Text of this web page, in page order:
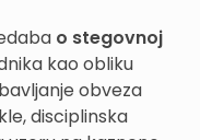
o stegovnoj
kao obliku
obveza
disciplinska